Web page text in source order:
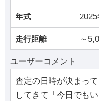
年式
走行距離 ～
ユーザーコメント
査定の日時が決まっ
してきて「今日でも